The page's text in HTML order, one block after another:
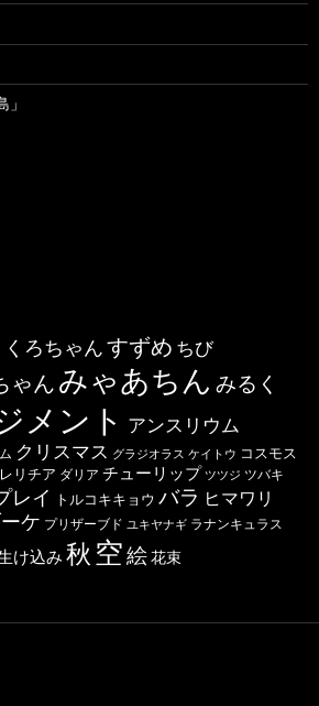
くろちゃんすずめ ちび
ゃん みゃあちん みるく
メント アンスリウム
クリスマス グラジオラス ケイトウ コスモス
リチア ダリア チューリップ ツツジ ツバキ
レイ トルコキキョウ バラ ヒマワリ
ケ プリザーブド ユキヤナギ ラナンキュラス
け込み 秋 空絵花束